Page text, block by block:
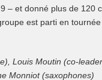
– et donné plus de 120
est parti en
Louis Moutin (co-
Monniot (saxophones)